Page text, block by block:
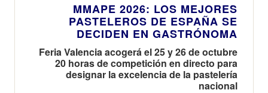
MMAPE 2026: LOS MEJORES
PASTELEROS DE ESPAÑA SE
DECIDEN EN GASTRÓNOMA
Feria Valencia acogerá el 25 y 26 de octubre
20 horas de competición en directo para
designar la excelencia de la pastelería
nacional